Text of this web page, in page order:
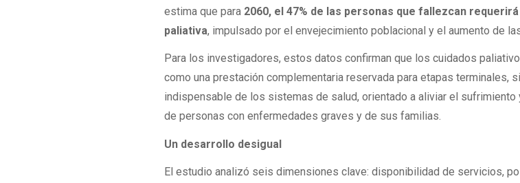
estima que para 2060, el 47% de las personas que fallezcan
paliativa, impulsado por el envejecimiento poblacional y el aumento de
Para los investigadores, estos datos confirman que los cuidados
como una prestación complementaria reservada para etapas terminales,
indispensable de los sistemas de salud, orientado a aliviar el sufrimiento
de personas con enfermedades graves y de sus familias.
Un desarrollo desigual
El estudio analizó seis dimensiones clave: disponibilidad de servicios,